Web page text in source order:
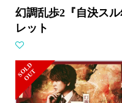
幻調乱歩2『自決ス
レット
S
O
L
D
O
U
T